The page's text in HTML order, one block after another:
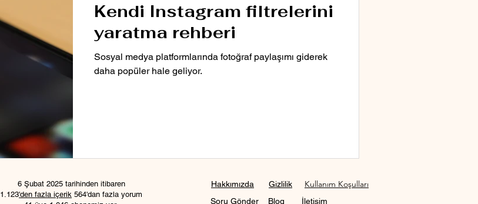
Kendi Instagram filtrelerini
yaratma rehberi
Sosyal medya platformlarında fotoğraf paylaşımı giderek
daha popüler hale geliyor.
6 Şubat 2025 tarihinden itibaren
1.123'den fazla içerik 564'dan fazla yorum
Hakkımızda
Soru Gönder
Gizlilik
Blog
Kullanım Koşulları
İletişim